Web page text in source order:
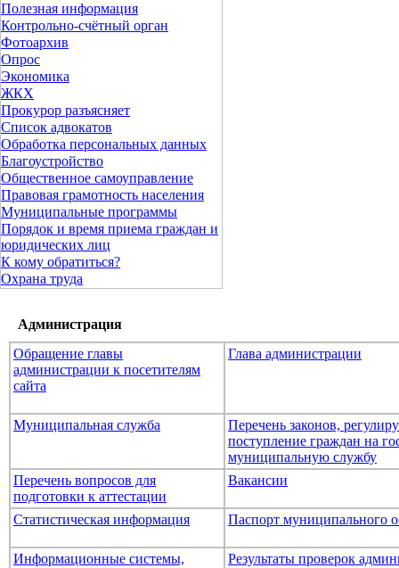
Полезная информация
Контрольно-счётный орган
Фотоархив
Опрос
Экономика
ЖКХ
Прокурор разъясняет
Список адвокатов
Обработка персональных данных
Благоустройство
Общественное самоуправление
Правовая грамотность населения
Муниципальные программы
Порядок и время приема граждан и
юридических лиц
К кому обратиться?
Охрана труда
Администрация
Обращение главы
администрации к посетителям
сайта
Глава администрации
Муниципальная служба
Перечень законов,
поступление граждан на
муниципальную службу
Перечень вопросов для
подготовки к аттестации
Вакансии
Статистическая информация Паспорт муниципального
Информационные системы,
Результаты проверок